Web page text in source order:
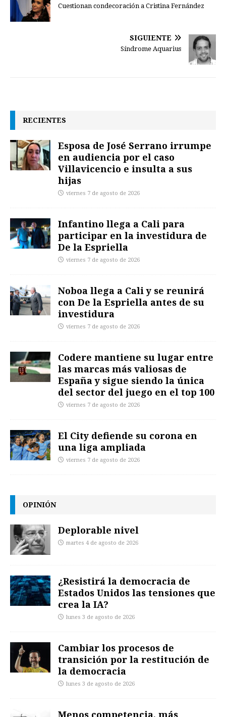
Cuestionan condecoración a Cristina Fernández
SIGUIENTE
Síndrome Aquarius
RECIENTES
Esposa de José Serrano irrumpe
en audiencia por el caso
Villavicencio e insulta a sus
hijas
viernes 7 de agosto de 2026
Infantino llega a Cali para
participar en la investidura de
De la Espriella
viernes 7 de agosto de 2026
Noboa llega a Cali y se reunirá
con De la Espriella antes de su
investidura
viernes 7 de agosto de 2026
Codere mantiene su lugar entre
las marcas más valiosas de
España y sigue siendo la única
del sector del juego en el top 100
viernes 7 de agosto de 2026
El City defiende su corona en
una liga ampliada
viernes 7 de agosto de 2026
OPINIÓN
Deplorable nivel
martes 4 de agosto de 2026
¿Resistirá la democracia de
Estados Unidos las tensiones que
crea la IA?
lunes 3 de agosto de 2026
Cambiar los procesos de
transición por la restitución de
la democracia
lunes 3 de agosto de 2026
Menos competencia, más